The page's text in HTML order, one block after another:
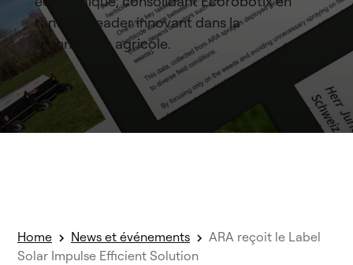
tant que leader innovant dans la
technologie agricole.
Home News et événements
ARA reçoit le Label
Solar Impulse Efficient Solution